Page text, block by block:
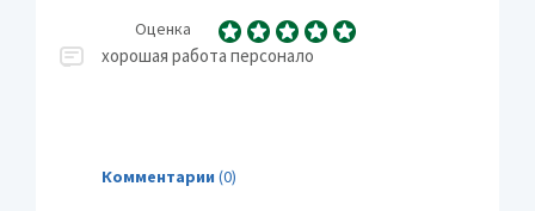
Оценка
хорошая работа персонало
Комментарии (0)